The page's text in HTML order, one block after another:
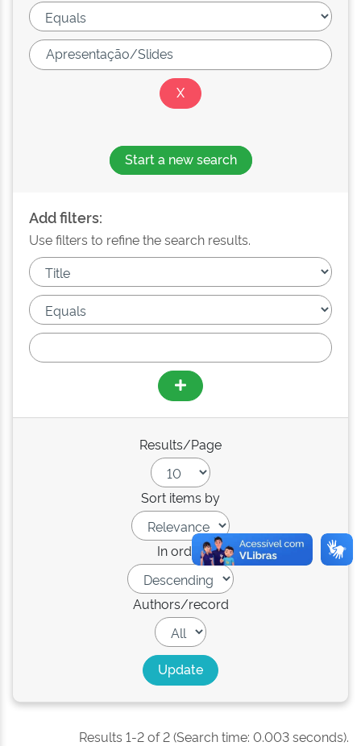
Start a new search
Add filters:
Use filters to refine the search results.
Results/Page
Sort items by
In order
Authors/record
Results 1-2 of 2 (Search time: 0.003 seconds).